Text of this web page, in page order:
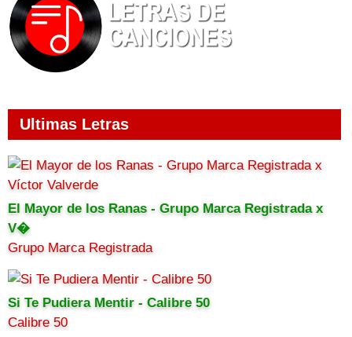
Ultimas Letras
El Mayor de los Ranas - Grupo Marca Registrada x
V�
Grupo Marca Registrada
Si Te Pudiera Mentir - Calibre 50
Calibre 50